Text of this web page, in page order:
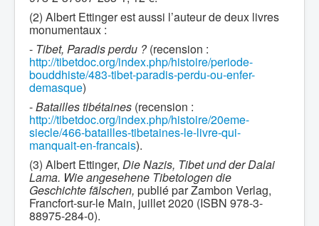
(2) Albert Ettinger est aussi l’auteur de deux livres
monumentaux :
- Tibet, Paradis perdu ?(recension :
http://tibetdoc.org/index.php/histoire/periode-
bouddhiste/483-tibet-paradis-perdu-ou-enfer-
demasque)
-Batailles tibétaines (recension :
http://tibetdoc.org/index.php/histoire/20eme-
siecle/466-batailles-tibetaines-le-livre-qui-
manquait-en-francais).
(3) Albert Ettinger, Die Nazis, Tibet und der Dalai
Lama. Wie angesehene Tibetologen die
Geschichte fälschen, publié par Zambon Verlag,
Francfort-sur-le Main, juillet 2020 (ISBN 978-3-
88975-284-0).